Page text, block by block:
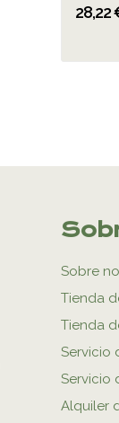
28,22
Sobre
Tienda
Tienda
Servicio
Servicio
Alquiler